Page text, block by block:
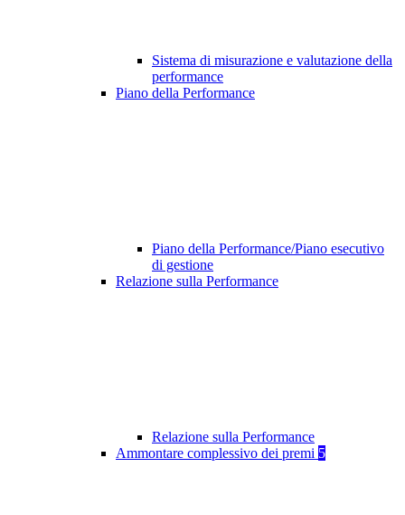
Sistema di misurazione e valutazione della
performance
Piano della Performance
Piano della Performance/Piano esecutivo
di gestione
Relazione sulla Performance
Relazione sulla Performance
Ammontare complessivo dei premi 5